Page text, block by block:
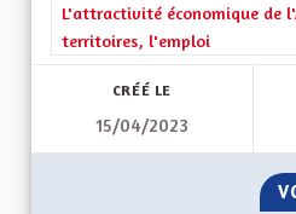
Filtrer les résultats de la
L'attractivité économique de
territoires, l'emploi
CRÉÉ LE
15/04/2023